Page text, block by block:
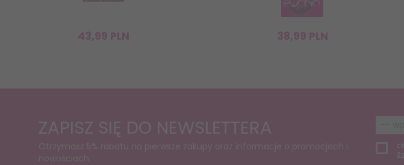
43,99 PLN 38,99 PLN
ZAPISZ SIĘ DO NEWSLETTERA
Otrzymasz 5% rabatu na pierwsze zakupy oraz informacje o promocjach i
nowościach.